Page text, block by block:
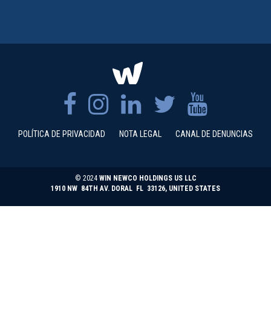
POLÍTICA DE PRIVACIDAD NOTA LEGAL CANAL DE DENUNCIAS
© 2024 WIN NEWCO HOLDINGS US LLC
1910 NW 84TH AV. DORAL FL 33126, UNITED STATES